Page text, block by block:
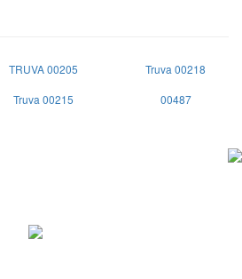
TRUVA 00205
Truva 00218
Truva 00215 00487